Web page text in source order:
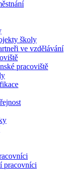
školy
ve vzdělávání
pracoviště
pracovníci